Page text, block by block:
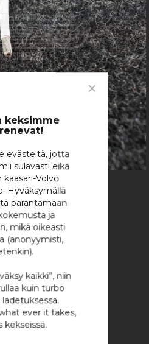
Close
Cookie
keksimme
evästeitä, jotta
sulavasti eikä
kaasari-Volvo
Hyväksymällä
parantamaan
ja
mikä oikeasti
(anonyymisti,
kaikki”, niin
kuin turbo
ladetuksessa.
ever it takes,
kekseissä.
AWG16
€